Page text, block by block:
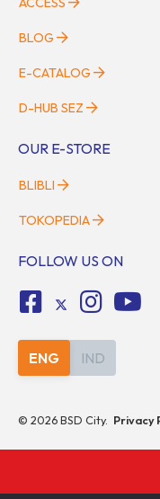
BLOG
E-CATALOG
D-HUB SEZ
OUR E-STORE
BLIBLI
TOKOPEDIA
FOLLOW US ON
ENG IND
© 2026BSD City. Privacy